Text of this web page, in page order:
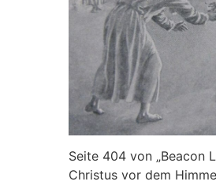
Seite 404 von „Beacon
Christus vor dem